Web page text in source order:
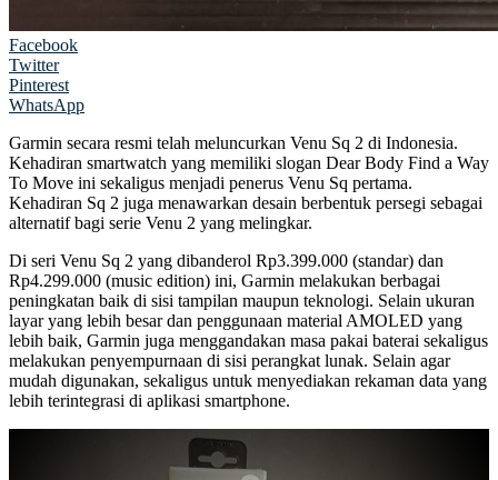
Facebook
Twitter
Pinterest
WhatsApp
Garmin secara resmi telah meluncurkan Venu Sq 2 di Indonesia.
Kehadiran smartwatch yang memiliki slogan Dear Body Find a Way
To Move ini sekaligus menjadi penerus Venu Sq pertama.
Kehadiran Sq 2 juga menawarkan desain berbentuk persegi sebagai
alternatif bagi serie Venu 2 yang melingkar.
Di seri Venu Sq 2 yang dibanderol Rp3.399.000 (standar) dan
Rp4.299.000 (music edition) ini, Garmin melakukan berbagai
peningkatan baik di sisi tampilan maupun teknologi. Selain ukuran
layar yang lebih besar dan penggunaan material AMOLED yang
lebih baik, Garmin juga menggandakan masa pakai baterai sekaligus
melakukan penyempurnaan di sisi perangkat lunak. Selain agar
mudah digunakan, sekaligus untuk menyediakan rekaman data yang
lebih terintegrasi di aplikasi smartphone.